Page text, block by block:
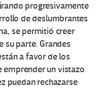
progresivamente
de deslumbrantes
se permitió creer
su parte. Grandes
a favor de los
emprender un vistazo
puedan rechazarse